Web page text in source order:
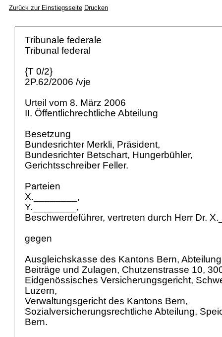
Zurück zur Einstiegsseite Drucken
Tribunale federale
Tribunal federal
{T 0/2}
2P.62/2006 /vje
Urteil vom 8. März 2006
II. Öffentlichrechtliche Abteilung
Besetzung
Bundesrichter Merkli, Präsident,
Bundesrichter Betschart, Hungerbühler,
Gerichtsschreiber Feller.
Parteien
X.________,
Y.________,
Beschwerdeführer, vertreten durch Herr Dr.
gegen
Ausgleichskasse des Kantons Bern,
Beiträge und Zulagen, Chutzenstrasse 10,
Eidgenössisches Versicherungsgericht,
Luzern,
Verwaltungsgericht des Kantons Bern,
Sozialversicherungsrechtliche Abteilung,
Bern.